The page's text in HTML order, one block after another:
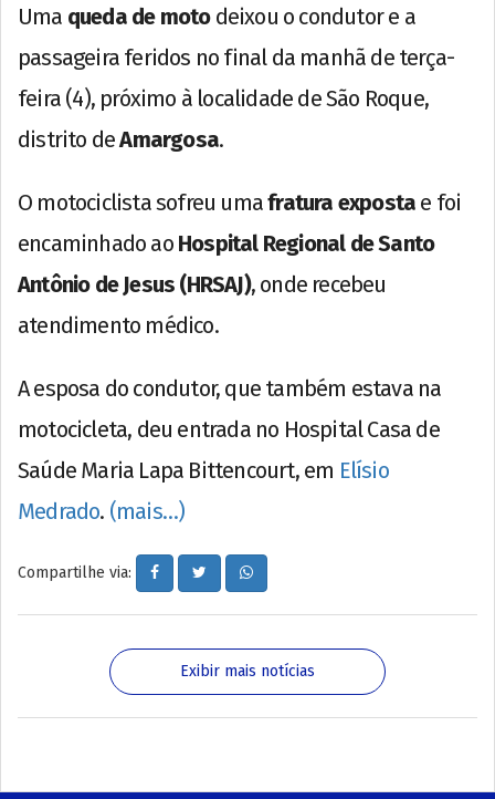
Uma queda de motodeixou o condutor e a
passageira feridos no final da manhã de terça-
feira (4), próximo à localidade de São Roque,
distrito deAmargosa.
O motociclista sofreu umafratura exposta e foi
encaminhado ao Hospital Regional de Santo
Antônio de Jesus (HRSAJ), onde recebeu
atendimento médico.
A esposa do condutor, que também estava na
motocicleta, deu entrada no Hospital Casa de
Saúde Maria Lapa Bittencourt, em Elísio
Medrado. (mais…)
Compartilhe via:
Exibir mais notícias